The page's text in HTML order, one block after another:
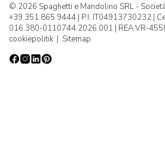
© 2026 Spaghetti e Mandolino SRL -
+39 351 865 9444 | P.I. IT04913730232 |
016.380-0110744.2026.001 | REA VR-
cookiepolitik | Sitemap